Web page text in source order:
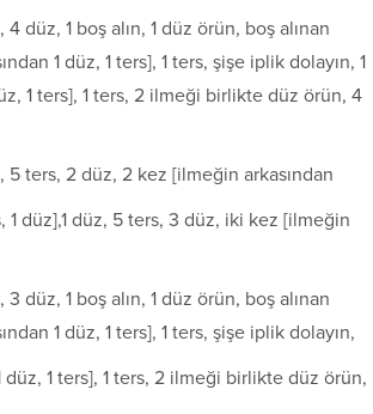
düz, 1 boş alın, 1 düz örün, boş alınan
1 düz, 1 ters], 1 ters, şişe iplik dolayın, 1
1 ters], 1 ters, 2 ilmeği birlikte düz örün, 4
5 ters, 2 düz, 2 kez [ilmeğin arkasından
1 düz],1 düz, 5 ters, 3 düz, iki kez [ilmeğin
düz, 1 boş alın, 1 düz örün, boş alınan
1 düz, 1 ters], 1 ters, şişe iplik dolayın,
1 ters], 1 ters, 2 ilmeği birlikte düz örün,